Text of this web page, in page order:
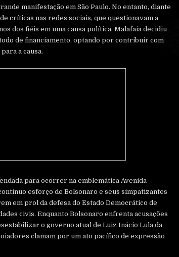
manifestação em São Paulo. No entanto, diante
críticas nas redes sociais, que questionavam a
dos fiéis em uma causa política, Malafaia decidiu
de financiamento, optando por contribuir com
a causa.
para ocorrer na emblemática Avenida
esforço de Bolsonaro e seus simpatizantes
em prol da defesa do Estado Democrático de
civis. Enquanto Bolsonaro enfrenta acusações
o governo atual de Luiz Inácio Lula da
clamam por um ato pacífico de expressão